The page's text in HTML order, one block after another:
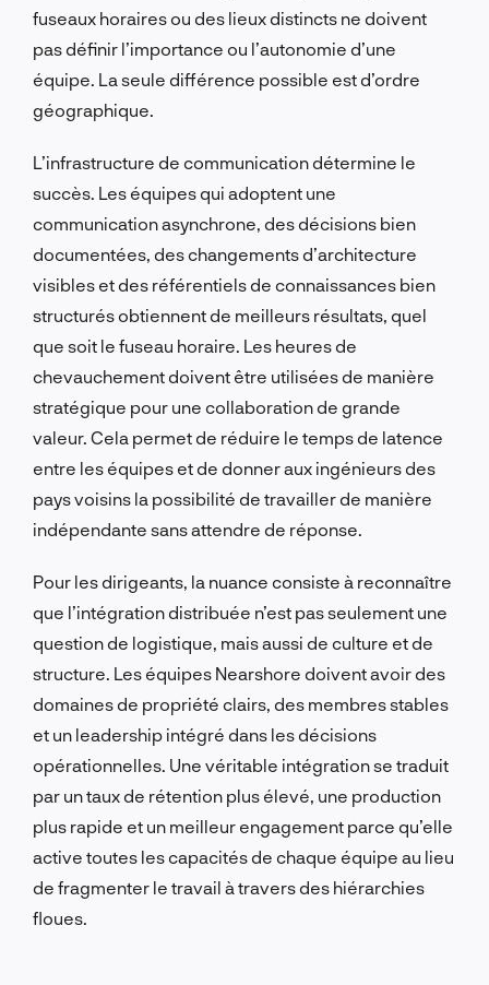
fuseaux horaires ou des lieux distincts ne doivent
pas définir l’importance ou l’autonomie d’une
équipe. La seule différence possible est d’ordre
géographique.
L’infrastructure de communication détermine le
succès. Les équipes qui adoptent une
communication asynchrone, des décisions bien
documentées, des changements d’architecture
visibles et des référentiels de connaissances bien
structurés obtiennent de meilleurs résultats, quel
que soit le fuseau horaire. Les heures de
chevauchement doivent être utilisées de manière
stratégique pour une collaboration de grande
valeur. Cela permet de réduire le temps de latence
entre les équipes et de donner aux ingénieurs des
pays voisins la possibilité de travailler de manière
indépendante sans attendre de réponse.
Pour les dirigeants, la nuance consiste à reconnaître
que l’intégration distribuée n’est pas seulement une
question de logistique, mais aussi de culture et de
structure. Les équipes Nearshore doivent avoir des
domaines de propriété clairs, des membres stables
et un leadership intégré dans les décisions
opérationnelles. Une véritable intégration se traduit
par un taux de rétention plus élevé, une production
plus rapide et un meilleur engagement parce qu’elle
active toutes les capacités de chaque équipe au lieu
de fragmenter le travail à travers des hiérarchies
floues.